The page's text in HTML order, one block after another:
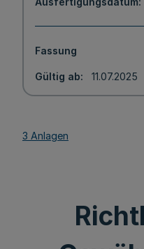
Fassung
Gültig ab 11.07.2025
3 Anlagen